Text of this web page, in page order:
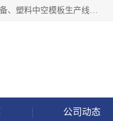
张家港市艾成机械有限公司主要经营pp中空建筑模板生产线、中空塑料模板设备、塑料中空建筑模板设备、塑料中空模板生产线、中空塑料建筑模板机器系列及相关辅机设备等。我们将不断超越自我，一如既往地为客户设计价值，竭诚为您提供更优质的技术、产品和服务！
公司动态